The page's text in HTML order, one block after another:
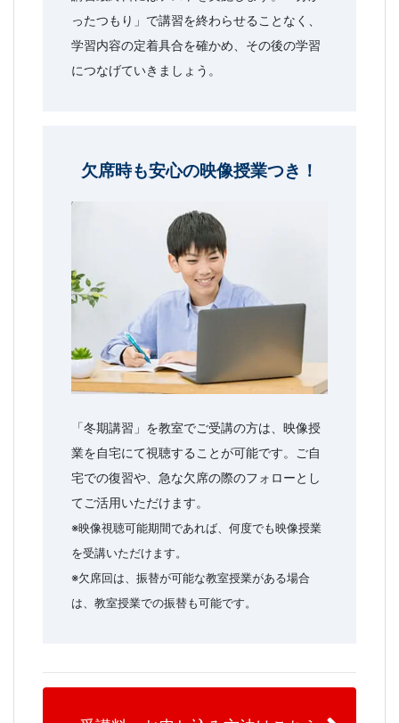
ったつもり」で講習を終わらせることなく、
学習内容の定着具合を確かめ、その後の学習
につなげていきましょう。
欠席時も安心の映像授業つき！
「冬期講習」を教室でご受講の方は、映像授
業を自宅にて視聴することが可能です。ご自
宅での復習や、急な欠席の際のフォローとし
てご活用いただけます。
※映像視聴可能期間であれば、何度でも映像授業
を受講いただけます。
※欠席回は、振替が可能な教室授業がある場合
は、教室授業での振替も可能です。